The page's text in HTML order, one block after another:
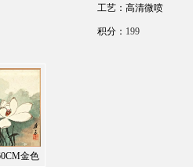
工艺：高清微喷
积分： 199
金色